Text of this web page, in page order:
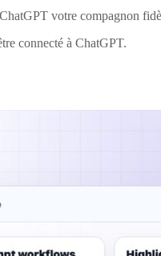
votre compagnon
connecté à ChatGPT.